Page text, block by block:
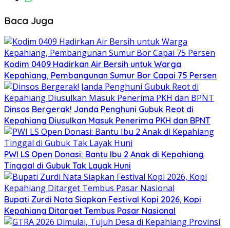
Baca Juga
Kodim 0409 Hadirkan Air Bersih untuk Warga
Kepahiang, Pembangunan Sumur Bor Capai 75 Persen
Dinsos Bergerak! Janda Penghuni Gubuk Reot di
Kepahiang Diusulkan Masuk Penerima PKH dan BPNT
PWI LS Open Donasi: Bantu Ibu 2 Anak di Kepahiang
Tinggal di Gubuk Tak Layak Huni
Bupati Zurdi Nata Siapkan Festival Kopi 2026, Kopi
Kepahiang Ditarget Tembus Pasar Nasional